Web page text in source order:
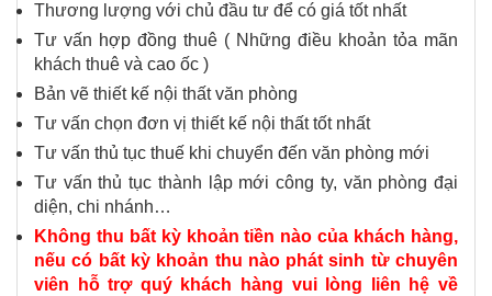
Thương lượng với chủ đầu tư để có giá tốt nhất
Tư vấn hợp đồng thuê ( Những điều khoản tỏa mãn
khách thuê và cao ốc )
Bản vẽ thiết kế nội thất văn phòng
Tư vấn chọn đơn vị thiết kế nội thất tốt nhất
Tư vấn thủ tục thuế khi chuyển đến văn phòng mới
Tư vấn thủ tục thành lập mới công ty, văn phòng đại
diện, chi nhánh…
Không thu bất kỳ khoản tiền nào của khách hàng,
nếu có bất kỳ khoản thu nào phát sinh từ chuyên
viên hỗ trợ quý khách hàng vui lòng liên hệ về